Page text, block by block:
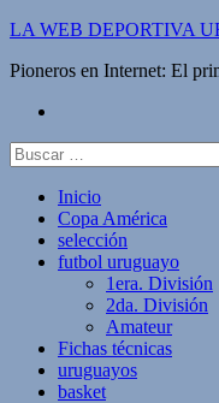
Saltar
contenido
LA WEB DEPORTIVA
Pioneros en Internet: El
Buscar:
Inicio
Copa América
selección
futbol uruguayo
1era. División
2da. División
Amateur
Fichas técnicas
uruguayos
basket